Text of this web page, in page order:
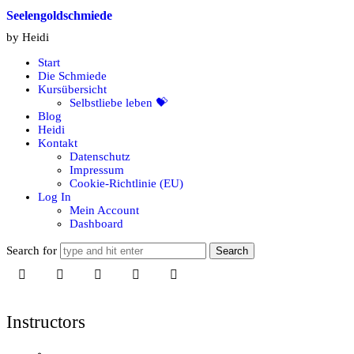
Seelengoldschmiede
Seelengoldschmiede
by Heidi
Start
Die Schmiede
Kursübersicht
Selbstliebe leben 💝
Blog
Heidi
Kontakt
Datenschutz
Impressum
Cookie-Richtlinie (EU)
Log In
Mein Account
Dashboard
Search for
Instructors